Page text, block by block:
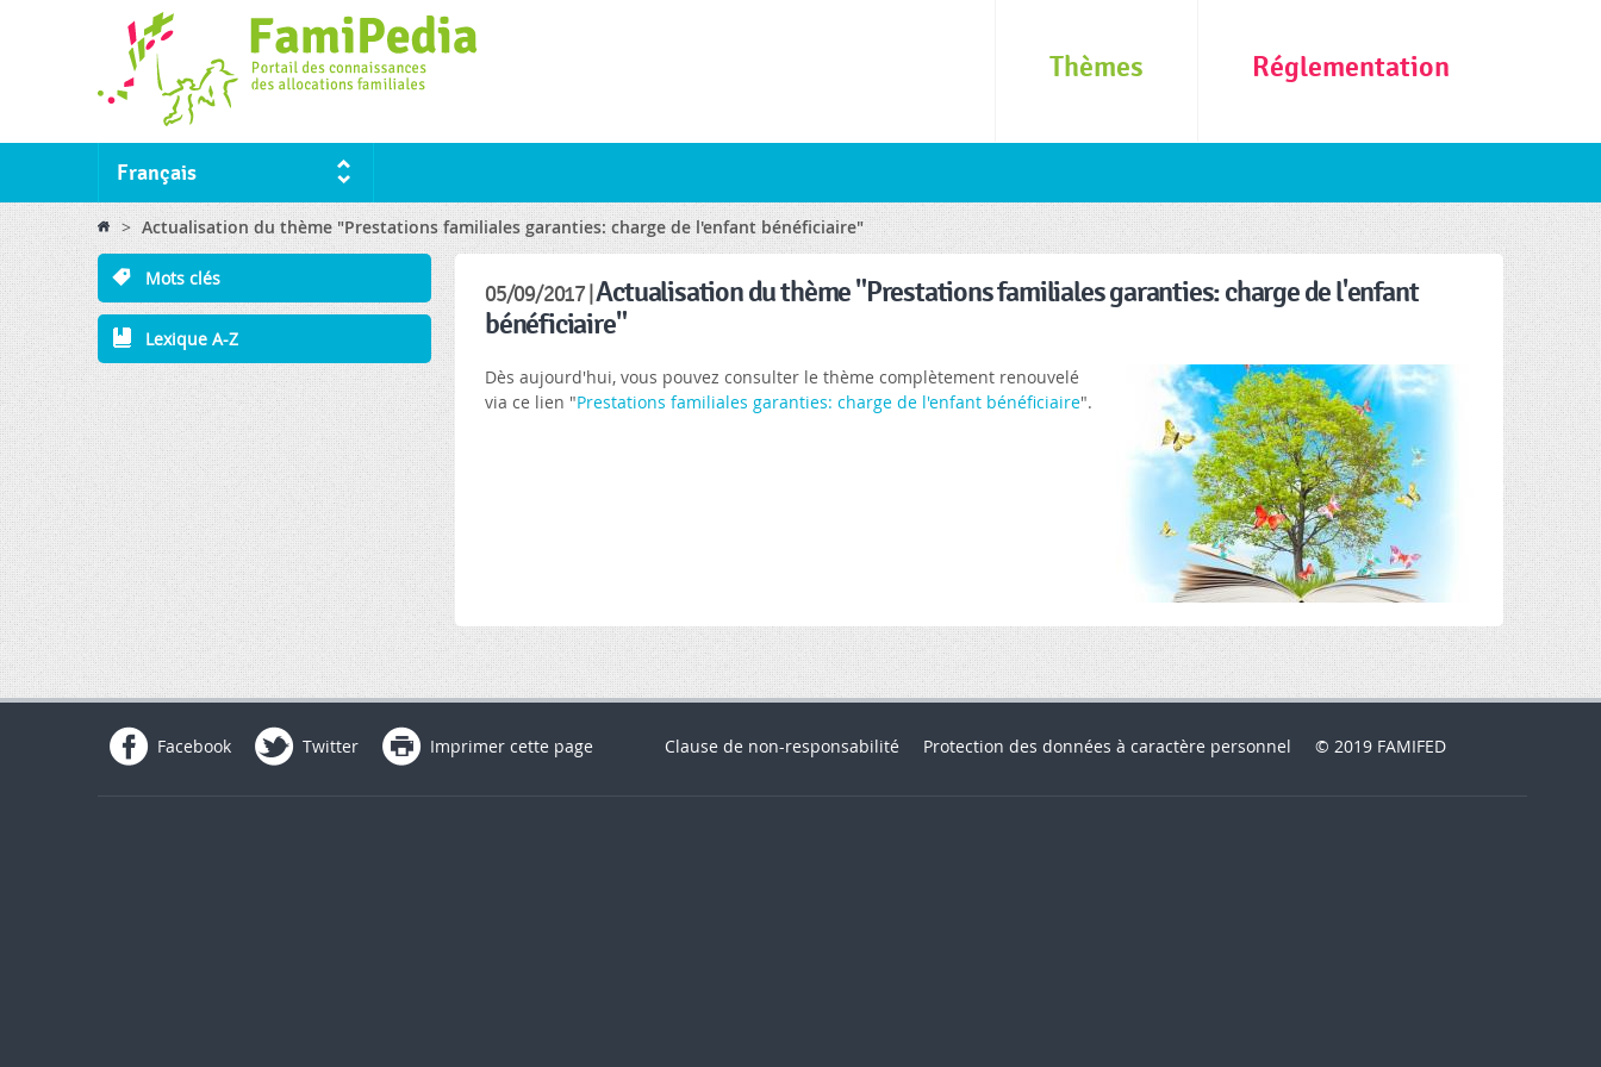
Thèmes Réglementation
Français
You are here
> Actualisation du thème "Prestations familiales garanties: charge de l'enfant bénéficiaire"
Mots clés
Lexique A-Z
05/09/2017 |Actualisation du thème "Prestations familiales garanties: charge de l'enfant
bénéficiaire"
Dès aujourd'hui, vous pouvez consulter le thème complètement renouvelé
via ce lien "Prestations familiales garanties: charge de l'enfant bénéficiaire".
Facebook Twitter Imprimer cette page Clause de non-responsabilité Protection des données à caractère personnel © 2019 FAMIFED